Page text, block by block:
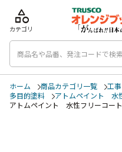
category
カテゴリ
ホーム 商品カテゴリ一覧 工
多目的塗料
アトムペイント 水
アトムペイント 水性フリーコ